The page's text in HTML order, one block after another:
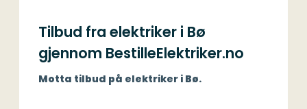
Tilbud fra elektriker i Bø
gjennom BestilleElektriker.no
Motta tilbud på elektriker i Bø.